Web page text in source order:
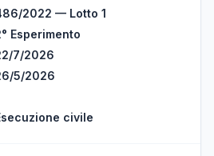
2022 — Lotto 1
Esperimento
7/2026
5/2026
civile